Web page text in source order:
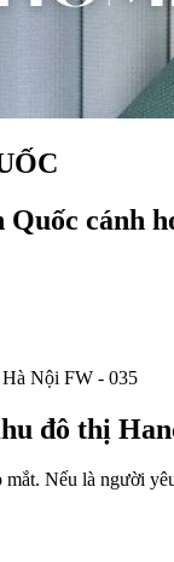
cánh
đô thị
Nếu là người